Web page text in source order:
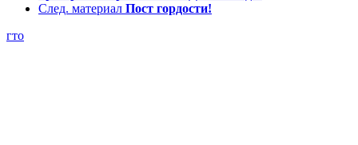
След. материал Пост гордости!
гто